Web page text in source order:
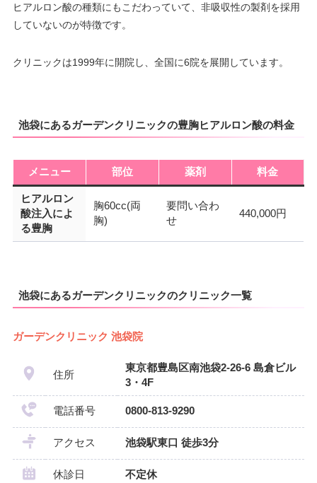
ヒアルロン酸の種類にもこだわっていて、非吸収性の製剤を採用
していないのが特徴です。
クリニックは1999年に開院し、全国に6院を展開しています。
池袋にあるガーデンクリニックの豊胸ヒアルロン酸の料金
メニュー 部位 薬剤 料金
ヒアルロン
酸注入によ
る豊胸
胸60cc(両
胸)
要問い合わ
せ
440,000円
池袋にあるガーデンクリニックのクリニック一覧
ガーデンクリニック 池袋院
住所
東京都豊島区南池袋2-26-6 島倉ビル
3・4F
電話番号 0800-813-9290
アクセス 池袋駅東口 徒歩3分
休診日 不定休